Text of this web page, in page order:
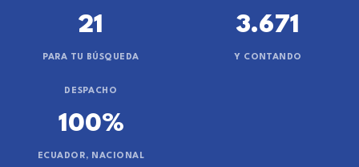
21
PARA TU BÚSQUEDA
3.671
Y CONTANDO
DESPACHO
100%
ECUADOR, NACIONAL